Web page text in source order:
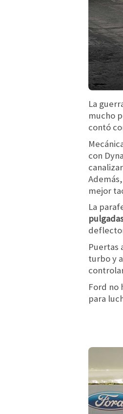
La
mucho
contó
con
mejor
La
Puertas
turbo y
Ford no
para